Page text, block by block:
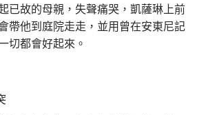
已故的母親，失聲痛哭，凱薩琳上前
帶他到庭院走走，並用曾在安東尼記
切都會好起來。